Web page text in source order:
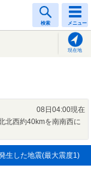
検索 メニュー
現在地
08日04:00現在
北西約40kmを南南西に
生した地震(最大震度1)